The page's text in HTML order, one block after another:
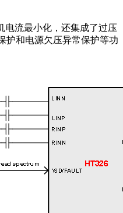
电流最小化，还集成了过压
护和电源欠压异常保护等功